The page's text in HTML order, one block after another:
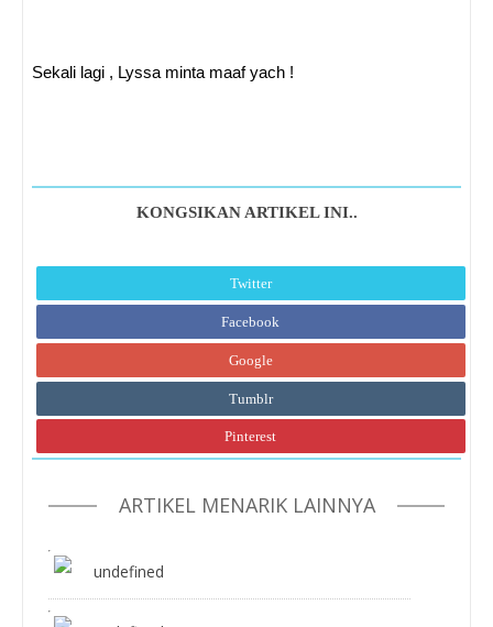
Sekali lagi , Lyssa minta maaf yach !
KONGSIKAN ARTIKEL INI..
Twitter
Facebook
Google
Tumblr
Pinterest
ARTIKEL MENARIK LAINNYA
undefined